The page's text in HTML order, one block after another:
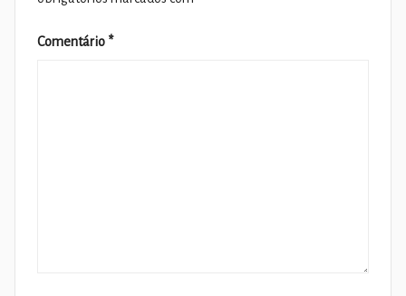
Comentário *